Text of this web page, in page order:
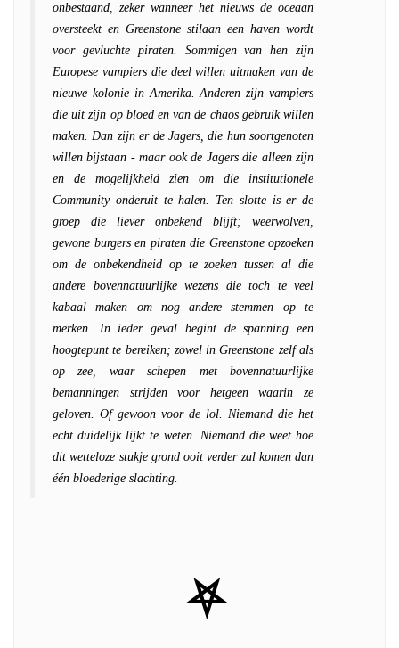
onbestaand, zeker wanneer het nieuws de oceaan
oversteekt en Greenstone stilaan een haven wordt
voor gevluchte piraten. Sommigen van hen zijn
Europese vampiers die deel willen uitmaken van de
nieuwe kolonie in Amerika. Anderen zijn vampiers
die uit zijn op bloed en van de chaos gebruik willen
maken. Dan zijn er de Jagers, die hun soortgenoten
willen bijstaan - maar ook de Jagers die alleen zijn
en de mogelijkheid zien om die institutionele
Community onderuit te halen. Ten slotte is er de
groep die liever onbekend blijft; weerwolven,
gewone burgers en piraten die Greenstone opzoeken
om de onbekendheid op te zoeken tussen al die
andere bovennatuurlijke wezens die toch te veel
kabaal maken om nog andere stemmen op te
merken. In ieder geval begint de spanning een
hoogtepunt te bereiken; zowel in Greenstone zelf als
op zee, waar schepen met bovennatuurlijke
bemanningen strijden voor hetgeen waarin ze
geloven. Of gewoon voor de lol. Niemand die het
echt duidelijk lijkt te weten. Niemand die weet hoe
dit wetteloze stukje grond ooit verder zal komen dan
één bloederige slachting.
⛧